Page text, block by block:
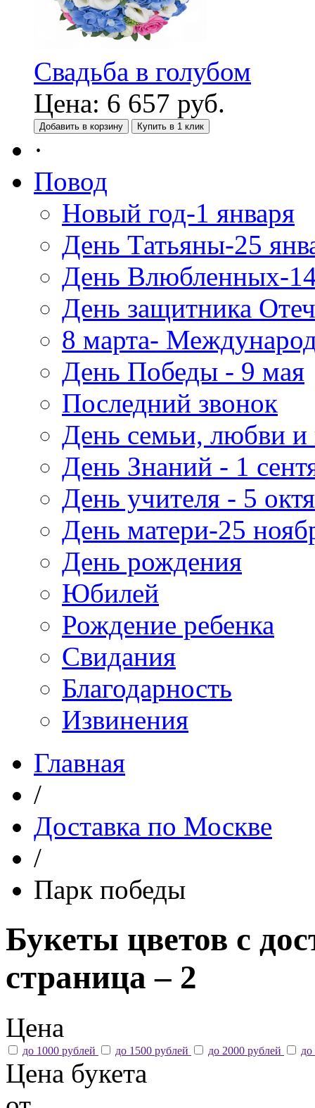
Свадьба в голубом
Цена: 6 657 руб.
Добавить в корзину Купить в 1 клик
·
Повод
Новый год-1 января
День Татьяны-25
День Влюбленных-
День защитника
8 марта-
День Победы - 9 мая
Последний звонок
День семьи, любви и
День Знаний - 1
День учителя - 5
День матери-25
День рождения
Юбилей
Рождение ребенка
Свидания
Благодарность
Извинения
Главная
/
Доставка по Москве
/
Парк победы
Букеты цветов с
страница – 2
Цена
до 1000 рублей до 1500 рублей до 2000 рублей
Цена букета